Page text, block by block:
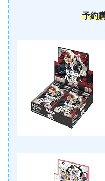
予約